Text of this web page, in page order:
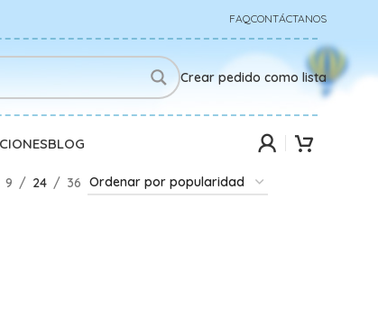
FAQCONTÁCTANOS
Crear pedido como lista
BLOG
9 24 36